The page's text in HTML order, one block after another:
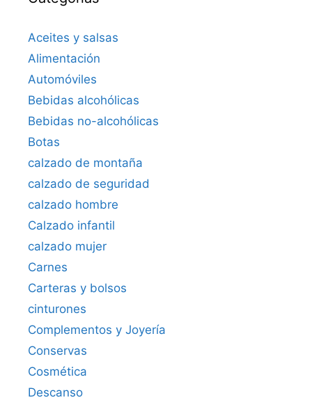
Aceites y salsas
Alimentación
Automóviles
Bebidas alcohólicas
Bebidas no-alcohólicas
Botas
calzado de montaña
calzado de seguridad
calzado hombre
Calzado infantil
calzado mujer
Carnes
Carteras y bolsos
cinturones
Complementos y Joyería
Conservas
Cosmética
Descanso